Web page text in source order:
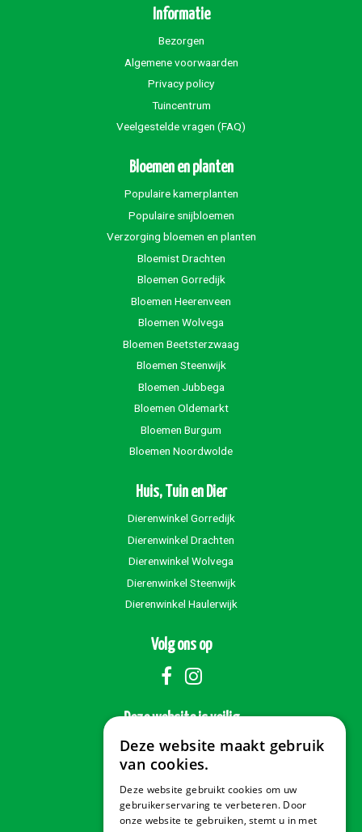
Informatie
Bezorgen
Algemene voorwaarden
Privacy policy
Tuincentrum
Veelgestelde vragen (FAQ)
Bloemen en planten
Populaire kamerplanten
Populaire snijbloemen
Verzorging bloemen en planten
Bloemist Drachten
Bloemen Gorredijk
Bloemen Heerenveen
Bloemen Wolvega
Bloemen Beetsterzwaag
Bloemen Steenwijk
Bloemen Jubbega
Bloemen Oldemarkt
Bloemen Burgum
Bloemen Noordwolde
Huis, Tuin en Dier
Dierenwinkel Gorredijk
Dierenwinkel Drachten
Dierenwinkel Wolvega
Dierenwinkel Steenwijk
Dierenwinkel Haulerwijk
Volg ons op
Deze website is veilig
Veilig betalen
Deze website maakt gebruik
van cookies.
Deze website gebruikt cookies om uw
gebruikerservaring te verbeteren. Door
onze website te gebruiken, stemt u in met